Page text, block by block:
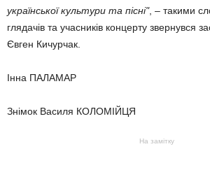
україн­ської культури та пісні", – такими
глядачів та учас­ників концерту звернувся
Євген Кичурчак.
Інна ПАЛАМАР
Знімок Василя КОЛОМІЙЦЯ
На замітку